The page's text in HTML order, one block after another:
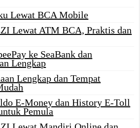
Lewat BCA Mobile
Lewat ATM BCA, Praktis dan
ke SeaBank dan
Lengkap
Lengkap dan Tempat
E-Money dan History E-Toll
Pemula